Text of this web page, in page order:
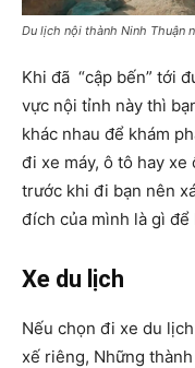
Du lịch nội thành Ninh Thuận
Khi đã “cập bến” tới
vực nội tỉnh này thì
khác nhau để khám
đi xe máy, ô tô hay xe
trước khi đi bạn nên
đích của mình là gì
Xe du lịch
Nếu chọn đi xe du
xế riêng, Những